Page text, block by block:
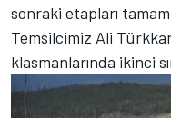
sonraki etapları
Temsilcimiz Ali
klasmanlarında ikinci